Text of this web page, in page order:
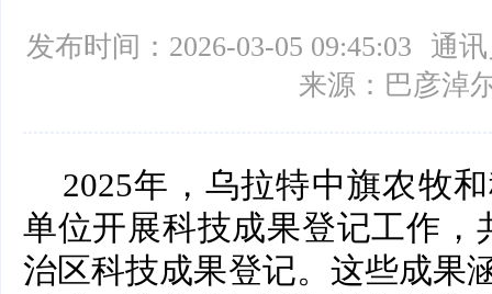
发布时间：2026-03-05 09:45:03
通
来源：巴彦淖
2025年，乌拉特中旗农牧
单位开展科技成果登记工作，
治区科技成果登记。这些成果